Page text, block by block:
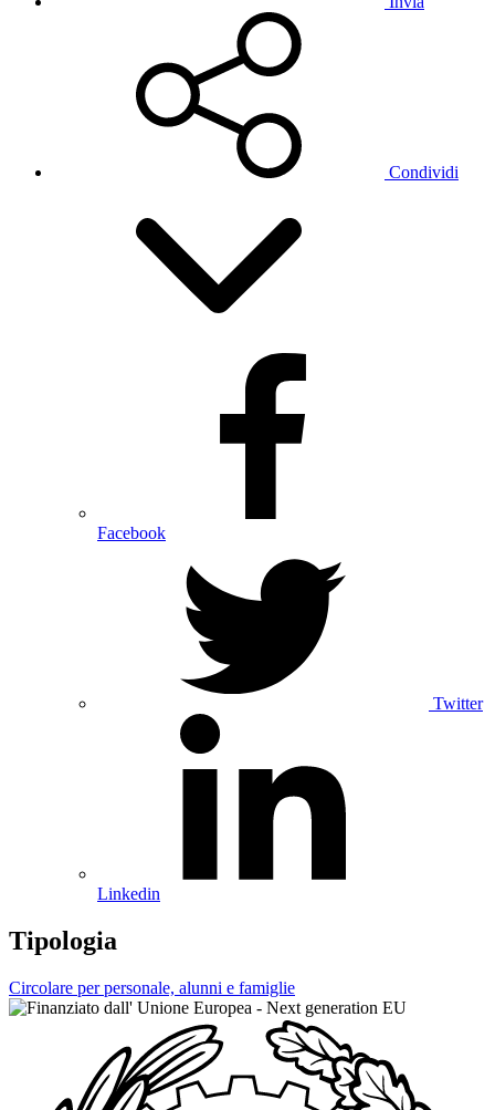
Condividi
Facebook
Twitter
Linkedin
Tipologia
Circolare per personale, alunni e famiglie